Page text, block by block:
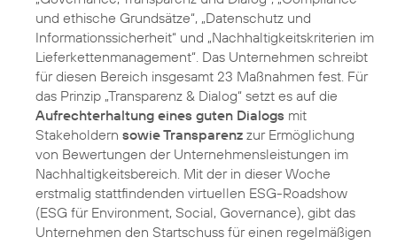
und ethische Grundsätze“, „Datenschutz und
Informationssicherheit“ und „Nachhaltigkeitskriterien im
Lieferkettenmanagement“. Das Unternehmen schreibt
für diesen Bereich insgesamt 23 Maßnahmen fest. Für
das Prinzip „Transparenz & Dialog“ setzt es auf die
Aufrechterhaltung eines guten Dialogs mit
Stakeholdern sowie Transparenz zur Ermöglichung
von Bewertungen der Unternehmensleistungen im
Nachhaltigkeitsbereich. Mit der in dieser Woche
erstmalig stattfindenden virtuellen ESG-Roadshow
(ESG für Environment, Social, Governance), gibt das
Unternehmen den Startschuss für einen regelmäßigen